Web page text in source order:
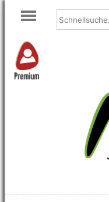
Premium